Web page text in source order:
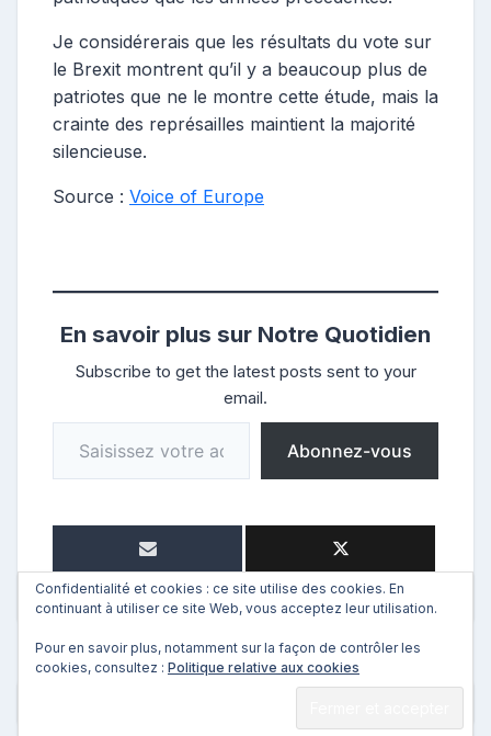
Je considérerais que les résultats du vote sur
le Brexit montrent qu’il y a beaucoup plus de
patriotes que ne le montre cette étude, mais la
crainte des représailles maintient la majorité
silencieuse.
Source : Voice of Europe
En savoir plus sur Notre Quotidien
Subscribe to get the latest posts sent to your
email.
Saisissez votre adresse e-mail…
Abonnez-vous
Confidentialité et cookies : ce site utilise des cookies. En
continuant à utiliser ce site Web, vous acceptez leur utilisation.
Pour en savoir plus, notamment sur la façon de contrôler les
cookies, consultez : Politique relative aux cookies